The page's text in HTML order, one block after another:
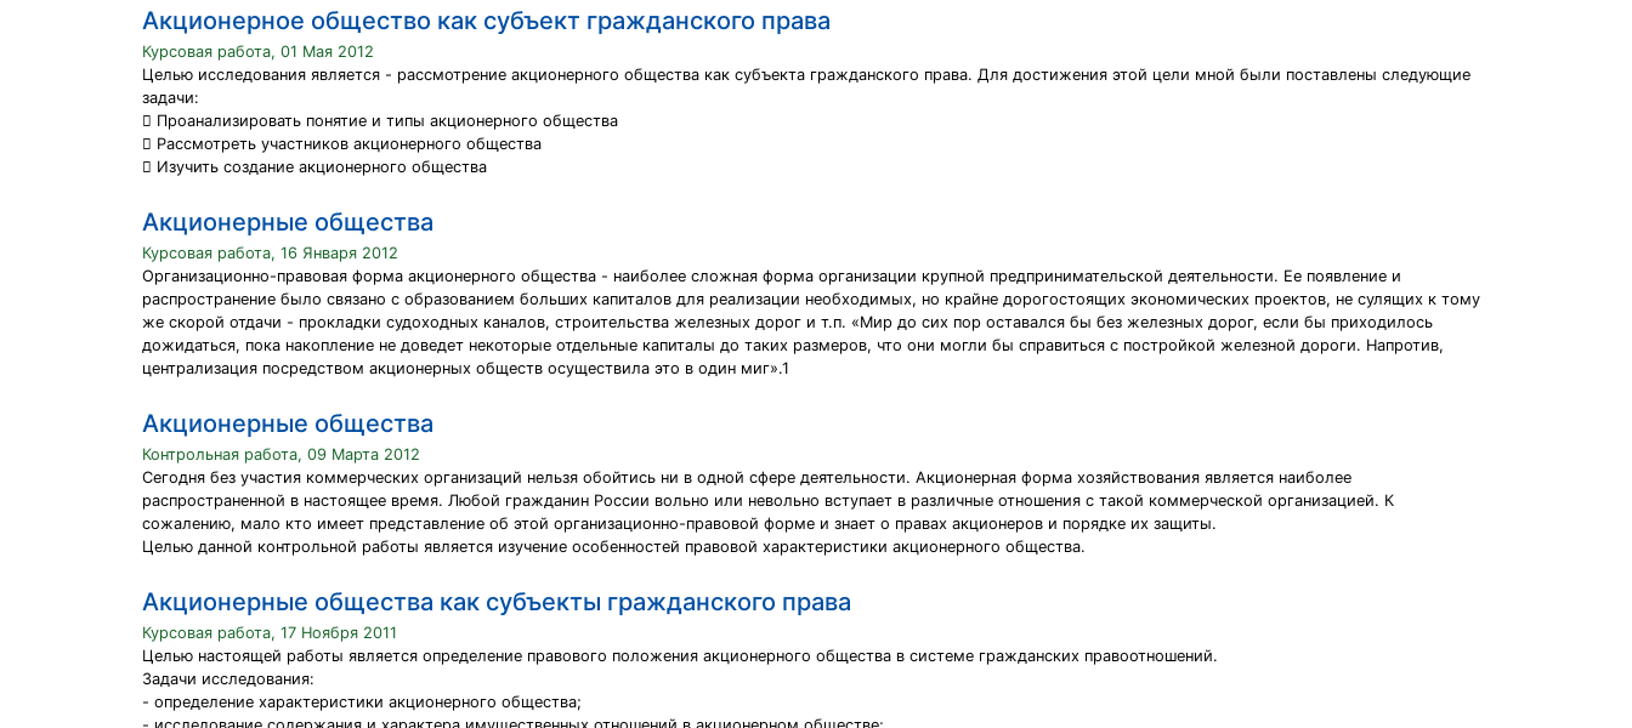
Акционерное общество как субъект гражданского права
Курсовая работа, 01 Мая 2012
Целью исследования является - рассмотрение акционерного общества как субъекта гражданского права. Для достижения этой цели мной были поставлены следующие
задачи:
 Проанализировать понятие и типы акционерного общества
 Рассмотреть участников акционерного общества
 Изучить создание акционерного общества
Акционерные общества
Курсовая работа, 16 Января 2012
Организационно-правовая форма акционерного общества - наиболее сложная форма организации крупной предпринимательской деятельности. Ее появление и
распространение было связано с образованием больших капиталов для реализации необходимых, но крайне дорогостоящих экономических проектов, не сулящих к тому
же скорой отдачи - прокладки судоходных каналов, строительства железных дорог и т.п. «Мир до сих пор оставался бы без железных дорог, если бы приходилось
дожидаться, пока накопление не доведет некоторые отдельные капиталы до таких размеров, что они могли бы справиться с постройкой железной дороги. Напротив,
централизация посредством акционерных обществ осуществила это в один миг».1
Акционерные общества
Контрольная работа, 09 Марта 2012
Сегодня без участия коммерческих организаций нельзя обойтись ни в одной сфере деятельности. Акционерная форма хозяйствования является наиболее
распространенной в настоящее время. Любой гражданин России вольно или невольно вступает в различные отношения с такой коммерческой организацией. К
сожалению, мало кто имеет представление об этой организационно-правовой форме и знает о правах акционеров и порядке их защиты.
Целью данной контрольной работы является изучение особенностей правовой характеристики акционерного общества.
Акционерные общества как субъекты гражданского права
Курсовая работа, 17 Ноября 2011
Целью настоящей работы является определение правового положения акционерного общества в системе гражданских правоотношений.
Задачи исследования:
- определение характеристики акционерного общества;